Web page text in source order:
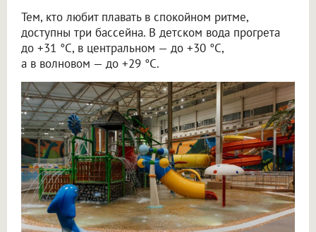
Тем, кто любит плавать в спокойном ритме,
доступны три бассейна. В детском вода прогрета
до +31 °C, в центральном — до +30 °C,
а в волновом — до +29 °C.